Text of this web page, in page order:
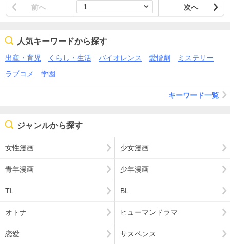
前へ 次へ
人気キーワードから探す
出産・育児 くらし・生活 バイオレンス 愛憎劇
ミステリー
ラブコメ
学園
キーワード一覧
ジャンルから探す
女性漫画 少女漫画
青年漫画 少年漫画
TL BL
オトナ ヒューマンドラマ
恋愛 サスペンス